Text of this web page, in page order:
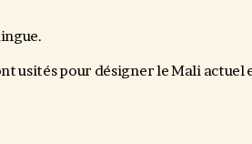
usités pour désigner le Mali actuel